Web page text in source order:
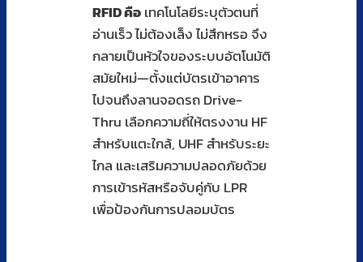
RFID คือเทคโนโลยีระบุตัวตนที่
อ่านเร็ว ไม่ต้องเล็ง ไม่สึกหรอ จึง
กลายเป็นหัวใจของระบบอัตโนมัติ
สมัยใหม่—ตั้งแต่บัตรเข้าอาคาร
ไปจนถึงลานจอดรถ Drive-
Thru เลือกความถี่ให้ตรงงาน HF
สำหรับแตะใกล้, UHF สำหรับระยะ
ไกล และเสริมความปลอดภัยด้วย
การเข้ารหัสหรือจับคู่กับ LPR
เพื่อป้องกันการปลอมบัตร